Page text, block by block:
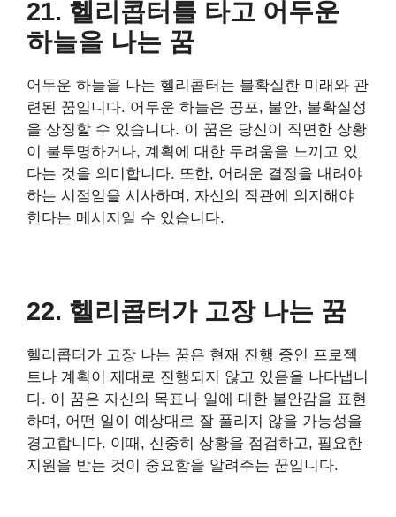
21. 헬리콥터를 타고 어두운
하늘을 나는 꿈
어두운 하늘을 나는 헬리콥터는 불확실한 미래와 관
련된 꿈입니다. 어두운 하늘은 공포, 불안, 불확실성
을 상징할 수 있습니다. 이 꿈은 당신이 직면한 상황
이 불투명하거나, 계획에 대한 두려움을 느끼고 있
다는 것을 의미합니다. 또한, 어려운 결정을 내려야
하는 시점임을 시사하며, 자신의 직관에 의지해야
한다는 메시지일 수 있습니다.
22. 헬리콥터가 고장 나는 꿈
헬리콥터가 고장 나는 꿈은 현재 진행 중인 프로젝
트나 계획이 제대로 진행되지 않고 있음을 나타냅니
다. 이 꿈은 자신의 목표나 일에 대한 불안감을 표현
하며, 어떤 일이 예상대로 잘 풀리지 않을 가능성을
경고합니다. 이때, 신중히 상황을 점검하고, 필요한
지원을 받는 것이 중요함을 알려주는 꿈입니다.